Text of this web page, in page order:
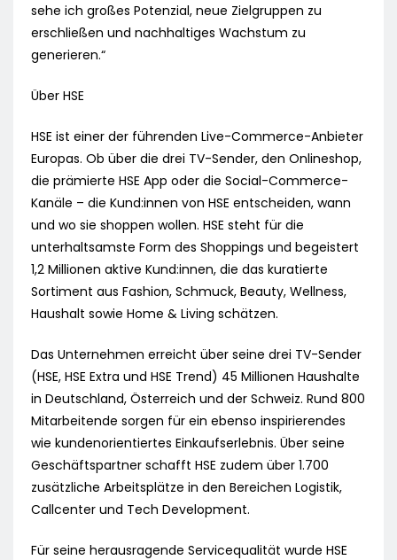
sehe ich großes Potenzial, neue Zielgruppen zu
erschließen und nachhaltiges Wachstum zu
generieren.“
Über HSE
HSE ist einer der führenden Live-Commerce-Anbieter
Europas. Ob über die drei TV-Sender, den Onlineshop,
die prämierte HSE App oder die Social-Commerce-
Kanäle – die Kund:innen von HSE entscheiden, wann
und wo sie shoppen wollen. HSE steht für die
unterhaltsamste Form des Shoppings und begeistert
1,2 Millionen aktive Kund:innen, die das kuratierte
Sortiment aus Fashion, Schmuck, Beauty, Wellness,
Haushalt sowie Home & Living schätzen.
Das Unternehmen erreicht über seine drei TV-Sender
(HSE, HSE Extra und HSE Trend) 45 Millionen Haushalte
in Deutschland, Österreich und der Schweiz. Rund 800
Mitarbeitende sorgen für ein ebenso inspirierendes
wie kundenorientiertes Einkaufserlebnis. Über seine
Geschäftspartner schafft HSE zudem über 1.700
zusätzliche Arbeitsplätze in den Bereichen Logistik,
Callcenter und Tech Development.
Für seine herausragende Servicequalität wurde HSE